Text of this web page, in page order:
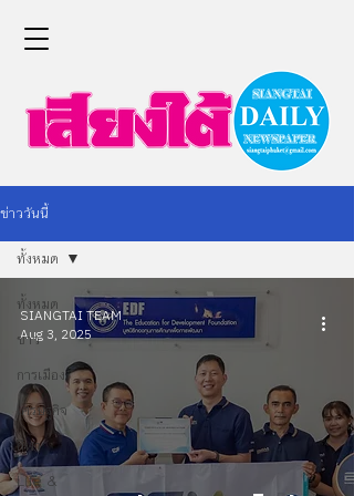
ข่าววันนี้
ทั้งหมด
ข่าว
การเมือง
เศรษฐกิจ
กีฬา
Life &
ทั้งหมด
SIANGTAI TEAM
Aug 3, 2025